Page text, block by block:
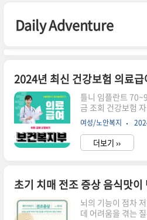
Daily Adventure
틀니 임플란트
금 조회 건강보험
및 후기 의료급여
용 틀니 및 임플란
치아는 건강한 일상
요한 부분입니다.
가입자는 치과 틀니
수 있습니다. 반드
은 뒤, 승인을 받은
꼭 먼저 신청하셔
여성/노안복지
더보기 ››
뇌의 기능이 점차
데 어려움을 겪는